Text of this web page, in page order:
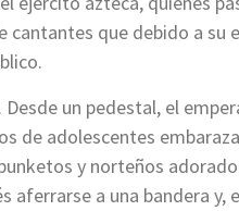
que debido a su
un pedestal, el
de adolescentes
y norteños
aferrarse a una bandera